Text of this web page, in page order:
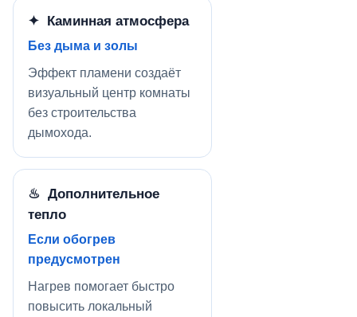
✦ Каминная атмосфера
Без дыма и золы
Эффект пламени создаёт
визуальный центр комнаты
без строительства
дымохода.
♨ Дополнительное
тепло
Если обогрев
предусмотрен
Нагрев помогает быстро
повысить локальный